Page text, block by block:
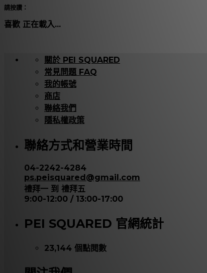
請按讚：
喜歡 正在載入...
關於 PEI SQUARED
常見問題 FAQ
我的帳號
商店
聯絡我們
隱私權政策
聯絡方式和營業時間
04-2242-4284
ps.peisquared@gmail.com
禮拜一 到 禮拜五
9:00-12:00 / 13:00-17:00
PEI SQUARED 官網統計
23,144 個點閱數